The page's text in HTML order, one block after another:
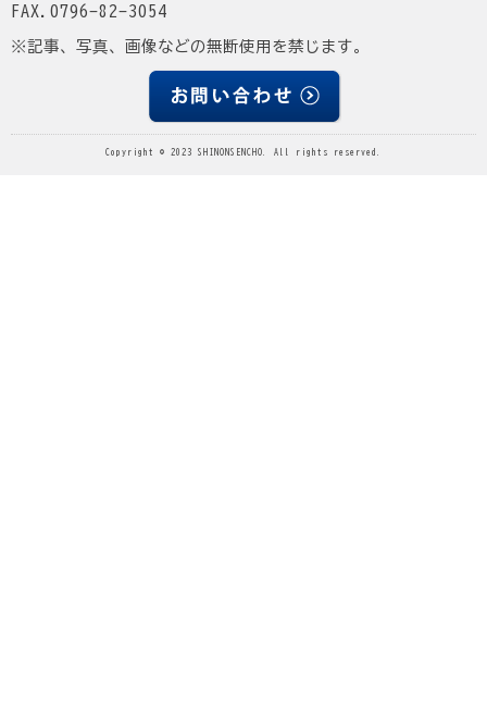
FAX.0796-82-3054
※記事、写真、画像などの無断使用を禁じます。
Copyright © 2023 SHINONSENCHO. All rights reserved.